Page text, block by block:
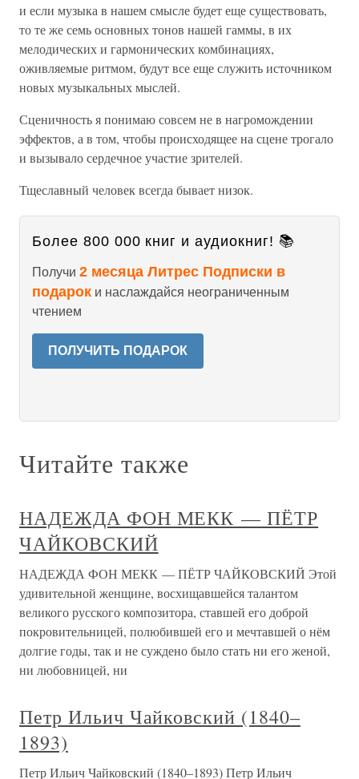
и если музыка в нашем смысле будет еще существовать,
то те же семь основных тонов нашей гаммы, в их
мелодических и гармонических комбинациях,
оживляемые ритмом, будут все еще служить источником
новых музыкальных мыслей.
Сценичность я понимаю совсем не в нагромождении
эффектов, а в том, чтобы происходящее на сцене трогало
и вызывало сердечное участие зрителей.
Тщеславный человек всегда бывает низок.
Более 800 000 книг и аудиокниг! 📚
Получи 2 месяца Литрес Подписки в
подарок и наслаждайся неограниченным
чтением
ПОЛУЧИТЬ ПОДАРОК
Читайте также
НАДЕЖДА ФОН МЕКК — ПЁТР
ЧАЙКОВСКИЙ
НАДЕЖДА ФОН МЕКК — ПЁТР ЧАЙКОВСКИЙ Этой
удивительной женщине, восхищавшейся талантом
великого русского композитора, ставшей его доброй
покровительницей, полюбившей его и мечтавшей о нём
долгие годы, так и не суждено было стать ни его женой,
ни любовницей, ни
Петр Ильич Чайковский (1840–
1893)
Петр Ильич Чайковский (1840–1893) Петр Ильич